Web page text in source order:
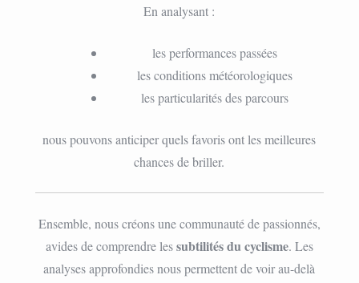
En analysant :
les performances passées
les conditions météorologiques
les particularités des parcours
nous pouvons anticiper quels favoris ont les meilleures
chances de briller.
Ensemble, nous créons une communauté de passionnés,
avides de comprendre lessubtilités du cyclisme. Les
analyses approfondies nous permettent de voir au-delà